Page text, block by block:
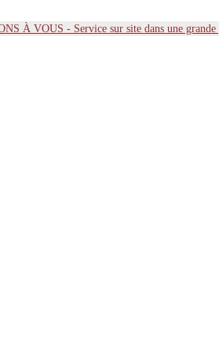
À VOUS - Service sur site dans une